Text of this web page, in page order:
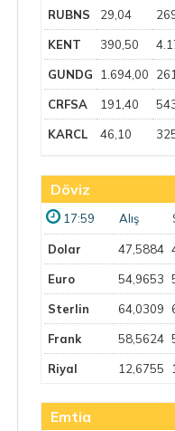
RUBNS 29,04
KENT 390,50
GUNDG 1.694,00
CRFSA 191,40
KARCL 46,10
Döviz
17:59 Alış
Dolar 47,5884
Euro 54,9653
Sterlin 64,0309
Frank 58,5624
Riyal 12,6755
Emtia